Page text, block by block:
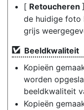
[ Retoucheren
de huidige foto
grijs
Beeldkwaliteit
Kopieën
worden
beeldkwaliteit
Kopieën